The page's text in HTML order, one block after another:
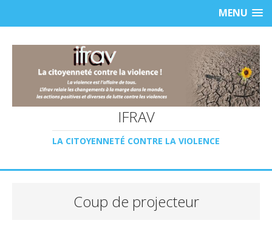
MENU
IFRAV
LA CITOYENNETÉ CONTRE LA VIOLENCE
Coup de projecteur